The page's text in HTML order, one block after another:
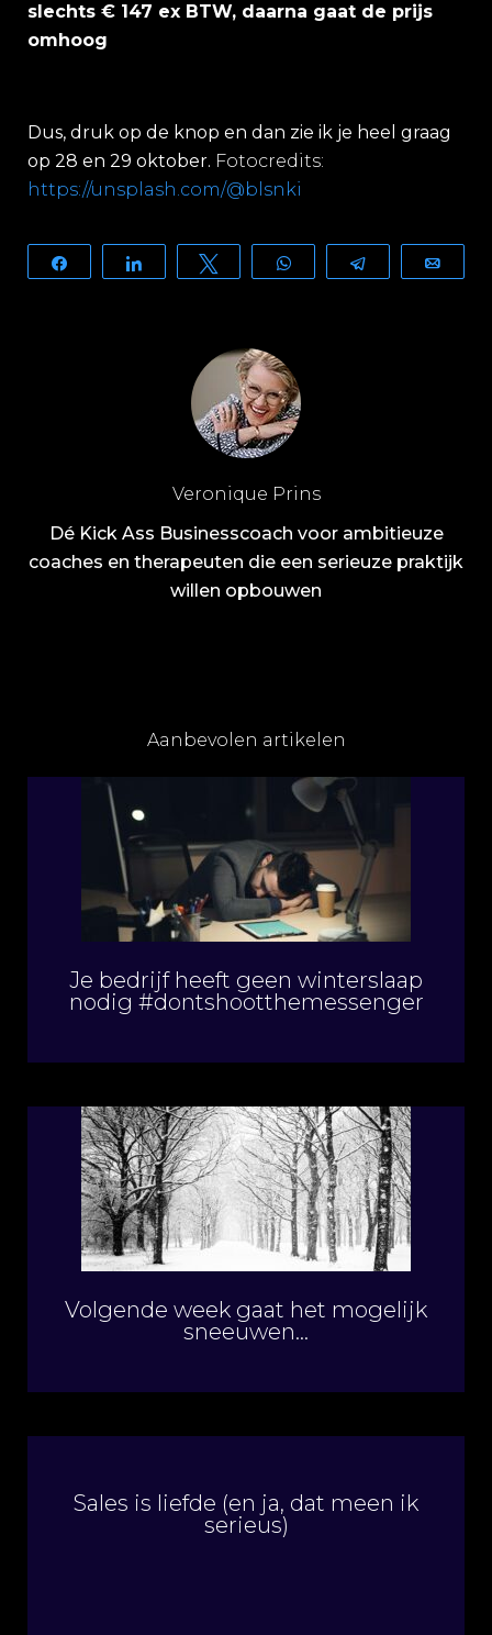
slechts € 147 ex BTW, daarna gaat de prijs
omhoog
Dus, druk op de knop en dan zie ik je heel graag
op 28 en 29 oktober. Fotocredits:
https://unsplash.com/@blsnki
WhatsApp Telegram
Veronique Prins
Dé Kick Ass Businesscoach voor ambitieuze
coaches en therapeuten die een serieuze praktijk
willen opbouwen
Aanbevolen artikelen
Je bedrijf heeft geen winterslaap
nodig #dontshootthemessenger
Volgende week gaat het mogelijk
sneeuwen…
Sales is liefde (en ja, dat meen ik
serieus)